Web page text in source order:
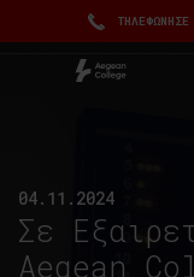
ΤΗΛΕΦΩΝΗΣΕ
04.11.2024
Σε
Aegean